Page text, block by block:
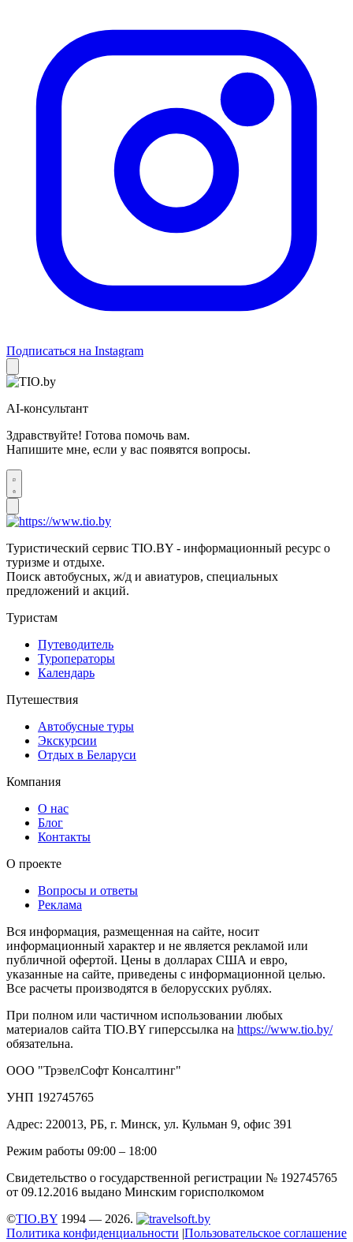
Подписаться на Instagram
AI-консультант
Здравствуйте! Готова помочь вам.
Напишите мне, если у вас появятся вопросы.
Туристический сервис TIO.BY - информационный ресурс о
туризме и отдыхе.
Поиск автобусных, ж/д и авиатуров, специальных
предложений и акций.
Туристам
Путеводитель
Туроператоры
Календарь
Путешествия
Автобусные туры
Экскурсии
Отдых в Беларуси
Компания
О нас
Блог
Контакты
О проекте
Вопросы и ответы
Реклама
Вся информация, размещенная на сайте, носит
информационный характер и не является рекламой или
публичной офертой. Цены в долларах США и евро,
указанные на сайте, приведены с информационной целью.
Все расчеты производятся в белорусских рублях.
При полном или частичном использовании любых
материалов сайта TIO.BY гиперссылка на https://www.tio.by/
обязательна.
ООО "ТрэвелСофт Консалтинг"
УНП 192745765
Адрес: 220013, РБ, г. Минск, ул. Кульман 9, офис 391
Режим работы 09:00 – 18:00
Свидетельство о государственной регистрации № 192745765
от 09.12.2016 выдано Минским горисполкомом
©TIO.BY 1994 — 2026.
Политика конфиденциальности |Пользовательское соглашение